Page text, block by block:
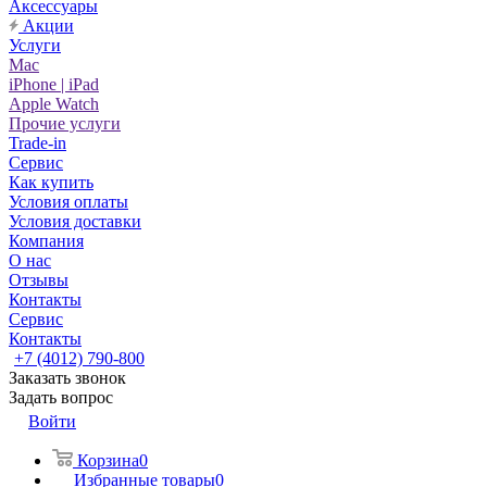
Аксессуары
Акции
Услуги
Mac
iPhone | iPad
Apple Watch
Прочие услуги
Trade-in
Сервис
Как купить
Условия оплаты
Условия доставки
Компания
О нас
Отзывы
Контакты
Сервис
Контакты
+7 (4012) 790-800
Заказать звонок
Задать вопрос
Войти
Корзина0
Избранные товары0